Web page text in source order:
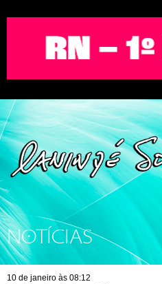
NOTÍCIAS
10 de janeiro às 08:12